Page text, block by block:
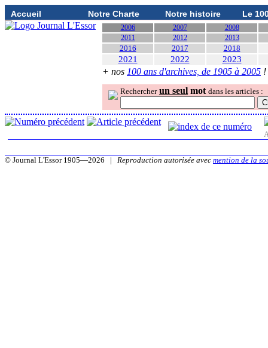
Accueil Notre Charte Notre histoire Le
2006 2007
2008
2011
2012 2013
2016 2017 2018
2021 2022 2023
+ nos 100 ans d'archives, de 1905 à 2005 !
Rechercher un seul mot dans les articles :
© Journal L'Essor 1905—2026 | Reproduction autorisée avec mention de la